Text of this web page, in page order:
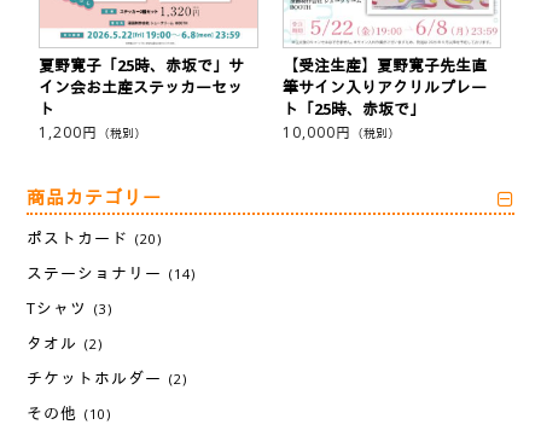
夏野寛子「25時、赤坂で」サ
イン会お土産ステッカーセッ
ト
1,200円 （税別）
【受注生産】夏野寛子先生直
筆サイン入りアクリルプレー
ト「25時、赤坂で」
10,000円 （税別）
商品カテゴリー
ポストカード (20)
ステーショナリー (14)
Tシャツ (3)
タオル (2)
チケットホルダー (2)
その他 (10)